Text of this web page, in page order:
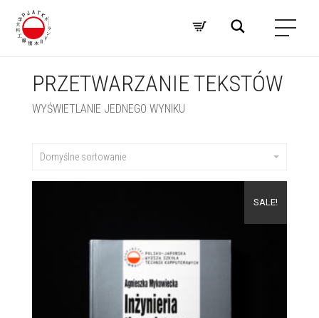
PRZETWARZANIE TEKSTÓW
WYŚWIETLANIE JEDNEGO WYNIKU
Domyślne sortowanie
SALE!